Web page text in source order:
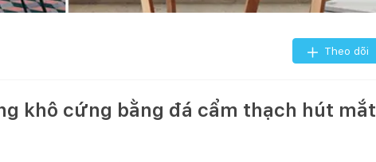
Theo dõi
khô cứng bằng đá cẩm thạch hút mắt